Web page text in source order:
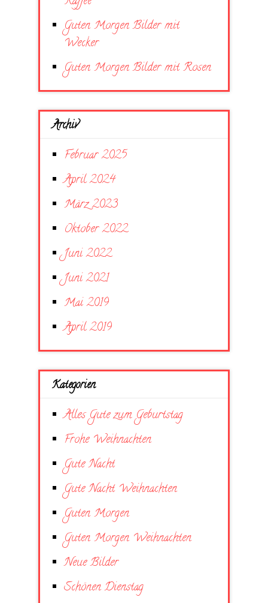
Guten Morgen Bilder mit
Wecker
Guten Morgen Bilder mit Rosen
Archiv
Februar 2025
April 2024
März 2023
Oktober 2022
Juni 2022
Juni 2021
Mai 2019
April 2019
Kategorien
Alles Gute zum Geburtstag
Frohe Weihnachten
Gute Nacht
Gute Nacht Weihnachten
Guten Morgen
Guten Morgen Weihnachten
Neue Bilder
Schönen Dienstag